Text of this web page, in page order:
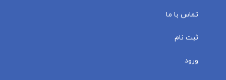
تماس با ما
ثبت نام
ورود